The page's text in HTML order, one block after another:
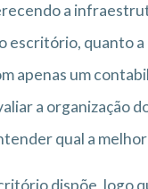
a
escritório, quanto a
apenas um
a organização
qual a